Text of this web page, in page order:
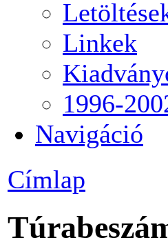
Linkek
1996-
Navigáció
Címlap